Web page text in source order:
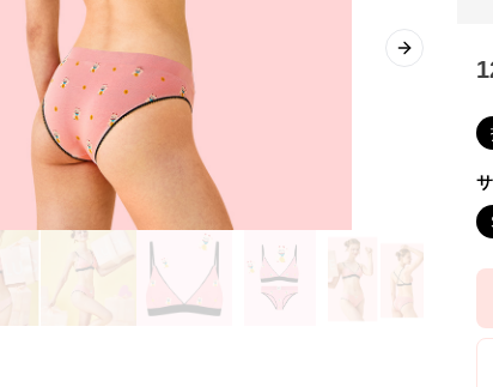
Next slide